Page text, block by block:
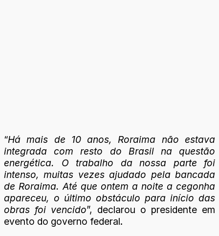
“Há mais de 10 anos, Roraima não estava
integrada com resto do Brasil na questão
energética. O trabalho da nossa parte foi
intenso, muitas vezes ajudado pela bancada
de Roraima. Até que ontem a noite a cegonha
apareceu, o último obstáculo para início das
obras foi vencido”, declarou o presidente em
evento do governo federal.